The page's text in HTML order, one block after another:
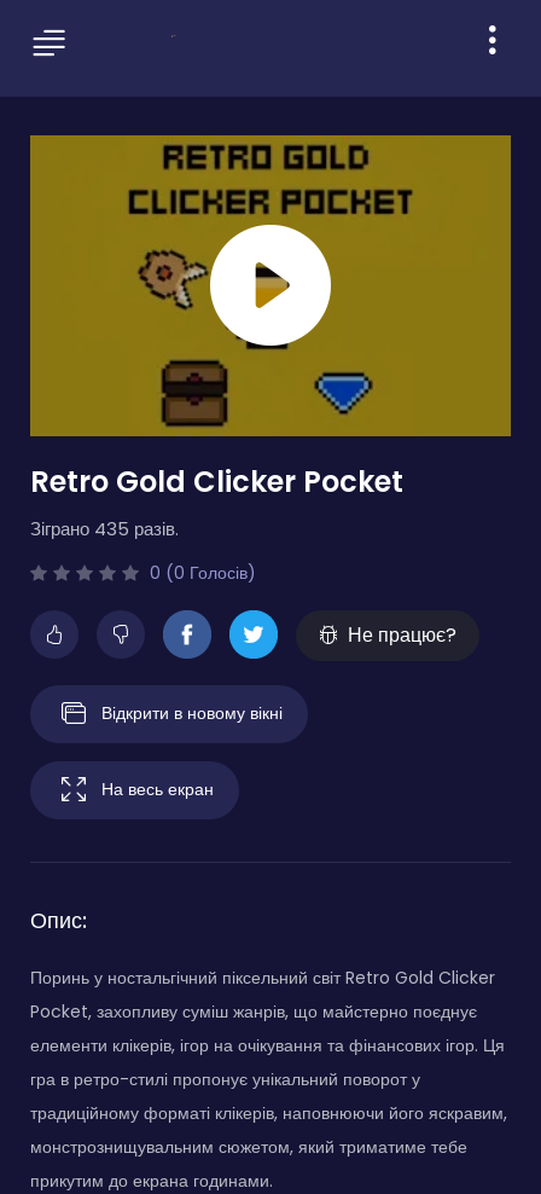
Retro Gold Clicker Pocket
Зіграно 435 разів.
0 (0 Голосів)
Не працює?
Відкрити в новому вікні
На весь екран
Опис:
Поринь у ностальгічний піксельний світ Retro Gold Clicker
Pocket, захопливу суміш жанрів, що майстерно поєднує
елементи клікерів, ігор на очікування та фінансових ігор. Ця
гра в ретро-стилі пропонує унікальний поворот у
традиційному форматі клікерів, наповнюючи його яскравим,
монстрознищувальним сюжетом, який триматиме тебе
прикутим до екрана годинами.